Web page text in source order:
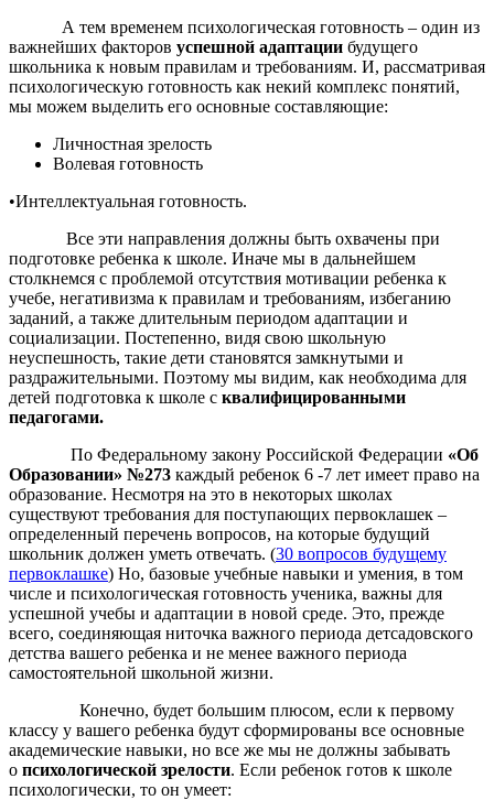
А тем временем психологическая готовность – один из
важнейших факторов успешной адаптации будущего
школьника к новым правилам и требованиям. И, рассматривая
психологическую готовность как некий комплекс понятий,
мы можем выделить его основные составляющие:
Личностная зрелость
Волевая готовность
•Интеллектуальная готовность.
Все эти направления должны быть охвачены при
подготовке ребенка к школе. Иначе мы в дальнейшем
столкнемся с проблемой отсутствия мотивации ребенка к
учебе, негативизма к правилам и требованиям, избеганию
заданий, а также длительным периодом адаптации и
социализации. Постепенно, видя свою школьную
неуспешность, такие дети становятся замкнутыми и
раздражительными. Поэтому мы видим, как необходима для
детей подготовка к школе с квалифицированными
педагогами.
По Федеральному закону Российской Федерации «Об
Образовании» №273 каждый ребенок 6 -7 лет имеет право на
образование. Несмотря на это в некоторых школах
существуют требования для поступающих первоклашек –
определенный перечень вопросов, на которые будущий
школьник должен уметь отвечать. (30 вопросов будущему
первоклашке) Но, базовые учебные навыки и умения, в том
числе и психологическая готовность ученика, важны для
успешной учебы и адаптации в новой среде. Это, прежде
всего, соединяющая ниточка важного периода детсадовского
детства вашего ребенка и не менее важного периода
самостоятельной школьной жизни.
Конечно, будет большим плюсом, если к первому
классу у вашего ребенка будут сформированы все основные
академические навыки, но все же мы не должны забывать
о психологической зрелости. Если ребенок готов к школе
психологически, то он умеет: